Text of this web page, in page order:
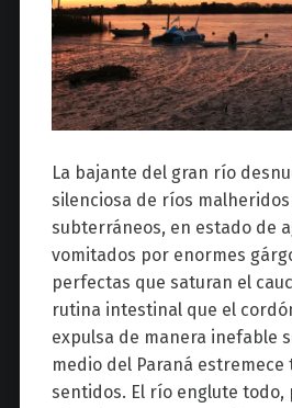
La bajante del gran río
silenciosa de ríos
subterráneos, en estado de
vomitados por enormes
perfectas que saturan el
rutina intestinal que el
expulsa de manera inefable
medio del Paraná
sentidos. El río englute todo,